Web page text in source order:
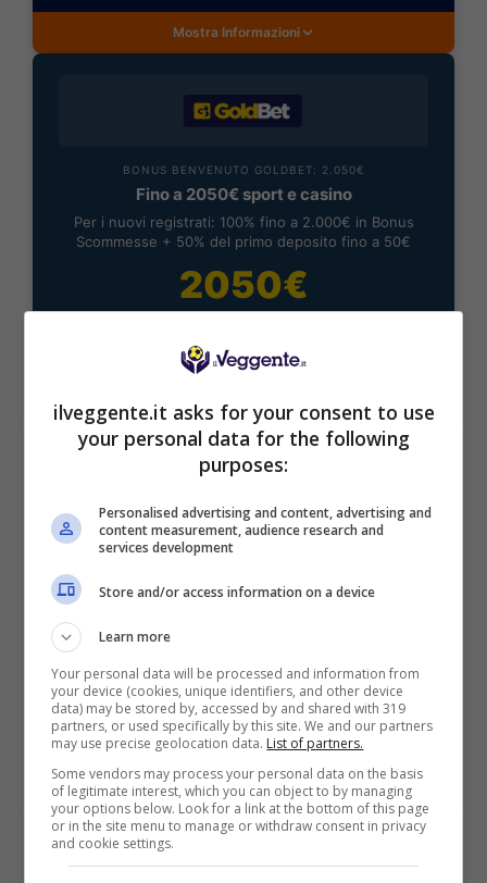
Mostra Informazioni
BONUS BENVENUTO GOLDBET: 2.050€
Fino a 2050€ sport e casino
Per i nuovi registrati: 100% fino a 2.000€ in Bonus
Scommesse + 50% del primo deposito fino a 50€
2050€
BONUS BENVENUTO LOTTOMATICA: 2050€
Fino a 2050€ bonus scommesse e sport
Per i nuovi utenti della piattaforma: 100% fino a 50€ in
2050€
VERIFICA
Mostra Informazioni
SNAI
ilveggente.it asks for your consent to use
your personal data for the following
purposes:
Personalised advertising and content, advertising and
content measurement, audience research and
services development
Store and/or access information on a device
Learn more
Your personal data will be processed and information from
your device (cookies, unique identifiers, and other device
data) may be stored by, accessed by and shared with 319
partners, or used specifically by this site. We and our partners
may use precise geolocation data. List of partners.
Some vendors may process your personal data on the basis
of legitimate interest, which you can object to by managing
your options below. Look for a link at the bottom of this page
or in the site menu to manage or withdraw consent in privacy
and cookie settings.